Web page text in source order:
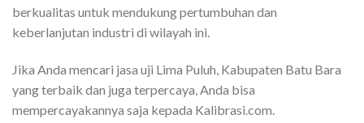
berkualitas untuk mendukung pertumbuhan dan
keberlanjutan industri di wilayah ini.
Jika Anda mencari jasa uji Lima Puluh, Kabupaten Batu Bara
yang terbaik dan juga terpercaya, Anda bisa
mempercayakannya saja kepada Kalibrasi.com.